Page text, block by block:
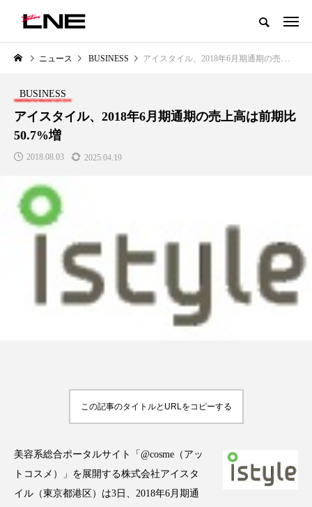
グローバルビューティ＆ヘルスケアビジネス誌
LIFESTYLE
SNSの「加工顔」と美容医療｜AI
がもたらす可能性とこれから
2026.07.13
BUSINESS
GWI調査から読み解く2030年の
都市型スパ――身近なウェルネ
2026.08.06
FEATURED
TAG LIST タグ一覧
ニュース BUSINESS アイスタイル、2018年6月期通期の売上高は前期比50.7%増
BUSINESS
アイスタイル、2018年6月期通期の売上高は前期比
50.7%増
2018.08.03 2025.04.19
この記事のタイトルとURLをコピーする
美容系総合ポータルサイト「@cosme（アッ
トコスメ）」を展開する株式会社アイスタ
イル（東京都港区）は3日、2018年6月期通